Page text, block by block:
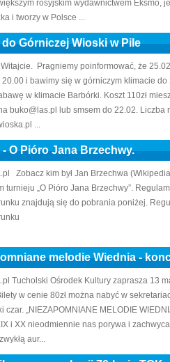
rosyjskim wydawnictwem Eksmo,
i tworzy w Polsce ...
Górniczej Wioski w Pile
Witajcie. Pragniemy poinformować, że
20.00 i bawimy się w górniczym klimacie
w klimacie Barbórki. Koszt 110zł
buko@las.pl lub smsem do 22.02.
...
O Pióro Jana Brzechwy.
Zobacz kim był Jan Brzechwa
turnieju „O Pióro Jana Brzechwy”.
znajdują się do pobrania poniżej.
melodie Wiednia -
Tucholski Ośrodek Kultury zaprasza 13
w cenie 80zł można nabyć w
czar. „NIEZAPOMNIANE MELODIE
i XX nieodmiennie nas porywa i
aur...